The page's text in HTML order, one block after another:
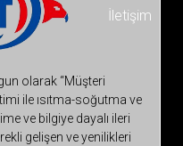
İletişim
olarak “Müşteri
ile ısıtma-soğutma ve
ve bilgiye dayalı ileri
gelişen ve yenilikleri